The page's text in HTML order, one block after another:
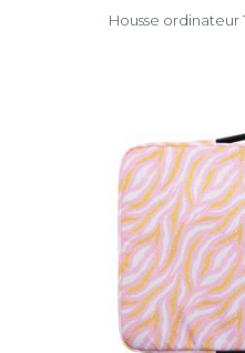
Housse ordinateur